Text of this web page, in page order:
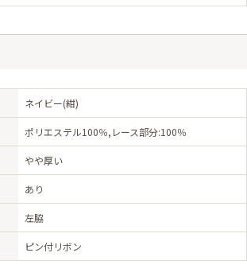
ネイビー(紺)
ポリエステル100％,レース部分:100％
やや厚い
あり
左脇
ピン付リボン